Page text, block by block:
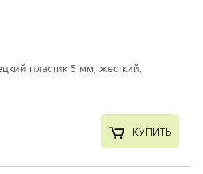
пластик 5 мм, жесткий,
КУПИТЬ